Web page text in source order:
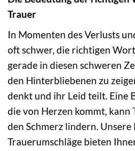
Trauer
In Momenten des Verlusts
oft schwer, die richtigen
gerade in diesen schweren
den Hinterbliebenen zu
denkt und ihr Leid teilt. Eine
die von Herzen kommt, kann
den Schmerz lindern. Unsere
Trauerumschläge bieten